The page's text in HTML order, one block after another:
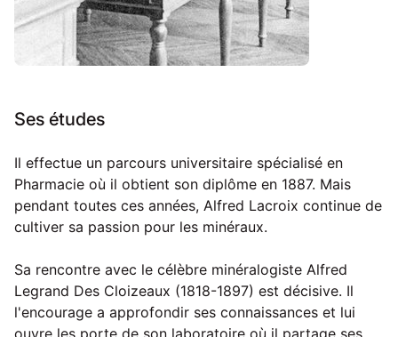
Ses études
Il effectue un parcours universitaire spécialisé en
Pharmacie où il obtient son diplôme en 1887. Mais
pendant toutes ces années, Alfred Lacroix continue de
cultiver sa passion pour les minéraux.
Sa rencontre avec le célèbre minéralogiste Alfred
Legrand Des Cloizeaux (1818-1897) est décisive. Il
l'encourage a approfondir ses connaissances et lui
ouvre les porte de son laboratoire où il partage ses